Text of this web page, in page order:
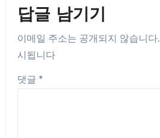
답글 남기기
이메일 주소는 공개되지 않습니다.
시됩니다
댓글 *